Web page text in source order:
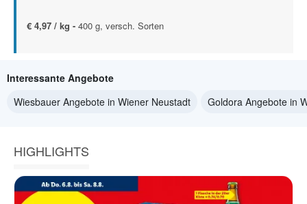
€ 4,97 / kg - 400 g, versch. Sorten
Interessante Angebote
Wiesbauer Angebote in Wiener Neustadt
Goldora Angebote in
HIGHLIGHTS